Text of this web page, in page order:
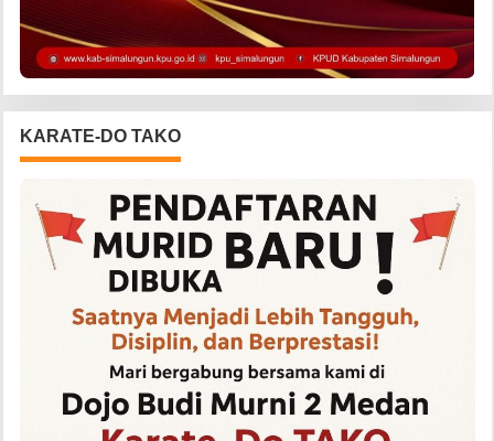
KARATE-DO TAKO